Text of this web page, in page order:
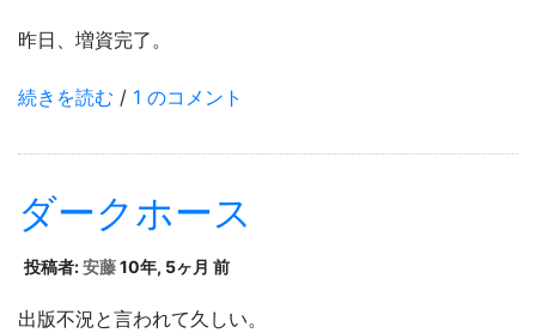
昨日、増資完了。
続きを読む / 1 のコメント
ダークホース
投稿者:安藤10年, 5ヶ月 前
出版不況と言われて久しい。